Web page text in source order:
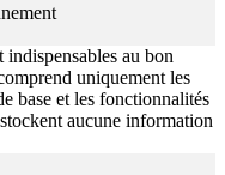
indispensables au bon
uniquement les
base et les fonctionnalités
aucune information